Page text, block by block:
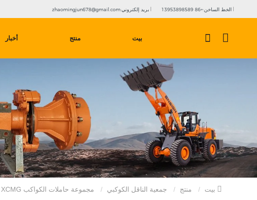
الخط الساخن:+86 13953898589 بريد إلكتروني:zhaomingjun678@gmail.com
بيت منتج أخبار
منتج جمعية الناقل الكوكبي مجموعة حاملات الكواكب XCMG